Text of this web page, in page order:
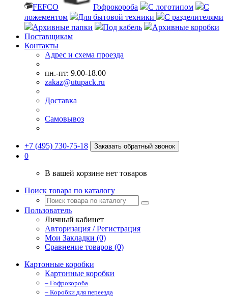
FEFCO Гофрокороба С логотипом
С
ложементом
Для бытовой техники
С разделителями
Архивные папки
Под кабель
Архивные коробки
Поставщикам
Контакты
Адрес и схема проезда
пн.-пт: 9.00-18.00
zakaz@utupack.ru
Доставка
Самовывоз
+7 (495) 730-75-18 Заказать обратный звонок
0
В вашей корзине нет товаров
Поиск товара по каталогу
Пользователь
Личный кабинет
Авторизация / Регистрация
Мои Закладки (0)
Сравнение товаров (0)
Картонные коробки
Картонные коробки
– Гофрокороба
– Коробки для переезда